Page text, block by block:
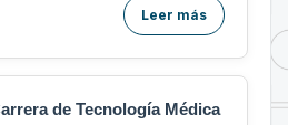
Leer más
de Tecnología Médica